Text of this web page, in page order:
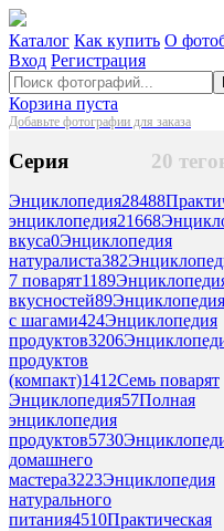
Каталог Как купить О
Вход Регистрация
Корзина пуста
Добавьте фотографии для заказа
20
Серия
Энциклопедия28488
энциклопедия21668
вкуса0Энциклопедия
натуралиста382
7 поварят1189
вкусностей89Энциклопедия
с шагами424Энциклопедия
продуктов3206
продуктов
(компакт)1412Семь поварят
Энциклопедия57Полная
энциклопедия
продуктов5730
домашнего
мастера3223Энциклопедия
натурального
питания4510Практическая